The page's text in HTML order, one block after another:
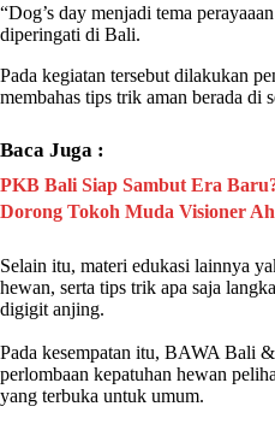
“Dog’s day menjadi tema
diperingati di Bali.
Pada kegiatan tersebut dilakukan
membahas tips trik aman berada di
Baca Juga :
PKB Bali Siap Sambut Era
Dorong Tokoh Muda Visioner
Selain itu, materi edukasi lainnya
hewan, serta tips trik apa saja
digigit anjing.
Pada kesempatan itu, BAWA Bali
perlombaan kepatuhan hewan
yang terbuka untuk umum.